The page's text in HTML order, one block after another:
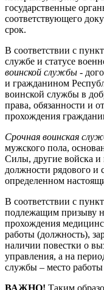
государственные
соответствующего
срок.
В соответствии с
службе и статусе
воинской службы -
и гражданином
воинской службы в
права, обязанности и
прохождения
Срочная воинская
мужского пола,
Силы, другие войска
должности рядового и
определенном
В соответствии с
подлежащим призыву
прохождения
работы (должность),
наличии повестки о
управления, а на
службы – место
ВАЖНО! Таким